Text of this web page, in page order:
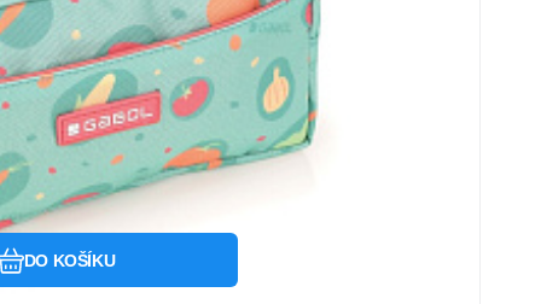
DO KOŠÍKU
Oblíbený
Porovnat